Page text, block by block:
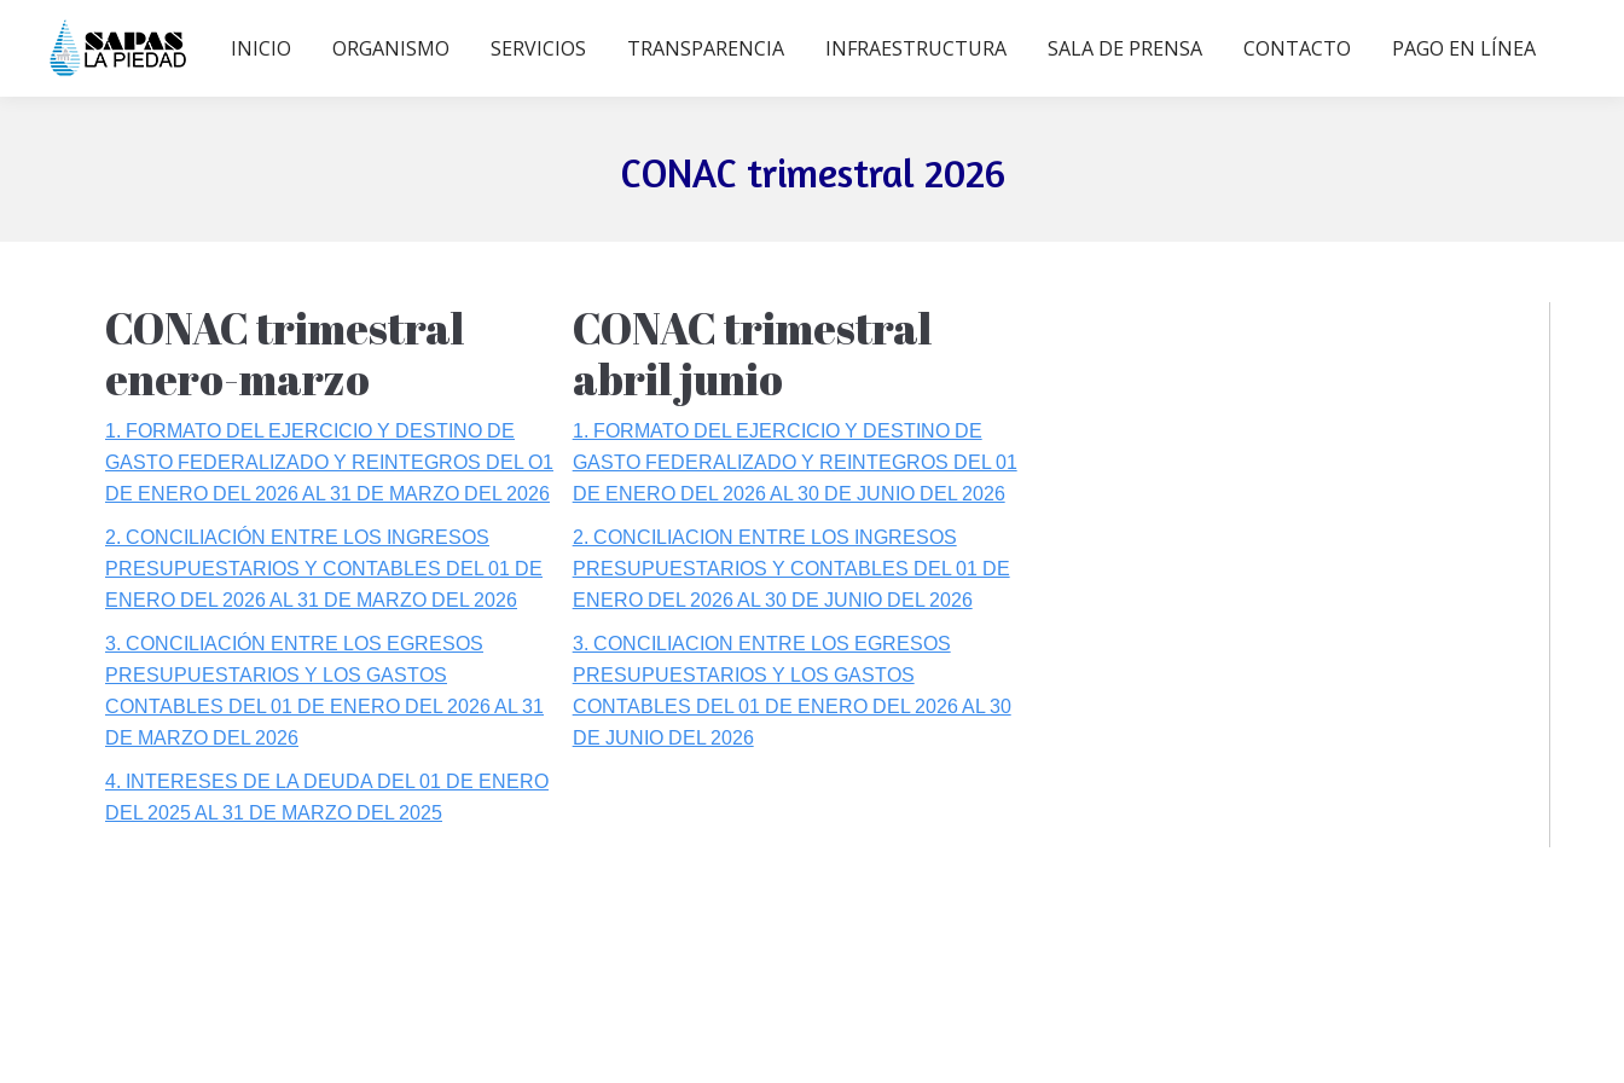
INICIO ORGANISMO SERVICIOS TRANSPARENCIA INFRAESTRUCTURA SALA DE PRENSA CONTACTO PAGO EN LÍNEA
CONAC trimestral 2026
CONAC trimestral
enero-marzo
1. FORMATO DEL EJERCICIO Y DESTINO DE
GASTO FEDERALIZADO Y REINTEGROS DEL O1
DE ENERO DEL 2026 AL 31 DE MARZO DEL 2026
2. CONCILIACIÓN ENTRE LOS INGRESOS
PRESUPUESTARIOS Y CONTABLES DEL 01 DE
ENERO DEL 2026 AL 31 DE MARZO DEL 2026
3. CONCILIACIÓN ENTRE LOS EGRESOS
PRESUPUESTARIOS Y LOS GASTOS
CONTABLES DEL 01 DE ENERO DEL 2026 AL 31
DE MARZO DEL 2026
4. INTERESES DE LA DEUDA DEL 01 DE ENERO
DEL 2025 AL 31 DE MARZO DEL 2025
CONAC trimestral
abril junio
1. FORMATO DEL EJERCICIO Y DESTINO DE
GASTO FEDERALIZADO Y REINTEGROS DEL 01
DE ENERO DEL 2026 AL 30 DE JUNIO DEL 2026
2. CONCILIACION ENTRE LOS INGRESOS
PRESUPUESTARIOS Y CONTABLES DEL 01 DE
ENERO DEL 2026 AL 30 DE JUNIO DEL 2026
3. CONCILIACION ENTRE LOS EGRESOS
PRESUPUESTARIOS Y LOS GASTOS
CONTABLES DEL 01 DE ENERO DEL 2026 AL 30
DE JUNIO DEL 2026